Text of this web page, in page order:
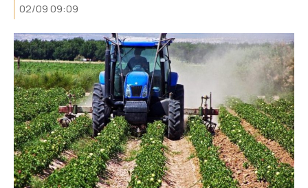
02/09 09:09